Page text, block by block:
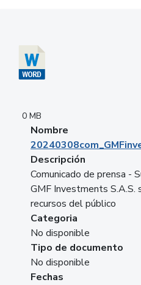
0 MB
Nombre
Descripción
Comunicado de prensa -
GMF Investments S.A.S.
recursos del público
Categoria
No disponible
Tipo de documento
No disponible
Fechas